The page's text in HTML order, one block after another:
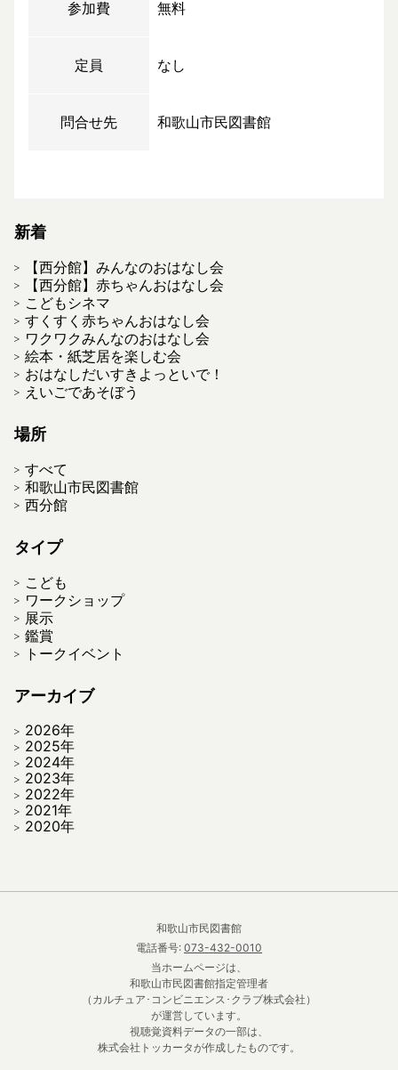
参加費 無料
定員 なし
問合せ先 和歌山市民図書館
新着
【西分館】みんなのおはなし会
【西分館】赤ちゃんおはなし会
こどもシネマ
すくすく赤ちゃんおはなし会
ワクワクみんなのおはなし会
絵本・紙芝居を楽しむ会
おはなしだいすきよっといで！
えいごであそぼう
場所
すべて
和歌山市民図書館
西分館
タイプ
こども
ワークショップ
展示
鑑賞
トークイベント
アーカイブ
2026年
2025年
2024年
2023年
2022年
2021年
2020年
和歌山市民図書館
電話番号: 073-432-0010
当ホームページは、
和歌山市民図書館指定管理者
（カルチュア･コンビニエンス･クラブ株式会社）
が運営しています。
視聴覚資料データの一部は、
株式会社トッカータが作成したものです。